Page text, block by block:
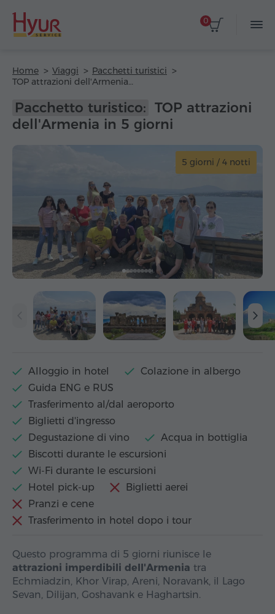
0
Home Viaggi
Pacchetti turistici
TOP attrazioni dell'Armenia in 5 giorni
Pacchetto turistico: TOP attrazioni
dell'Armenia in 5 giorni
5 giorni / 4 notti
Alloggio in hotel
Colazione in albergo
Guida ENG e RUS
Trasferimento al/dal aeroporto
Biglietti d'ingresso
Degustazione di vino
Acqua in bottiglia
Biscotti durante le escursioni
Wi-Fi durante le escursioni
Hotel pick-up
Biglietti aerei
Pranzi e cene
Trasferimento in hotel dopo i tour
Questo programma di 5 giorni riunisce le
attrazioni imperdibili dell'Armenia tra
Echmiadzin, Khor Virap, Areni, Noravank, il Lago
Sevan, Dilijan, Goshavank e Haghartsin.